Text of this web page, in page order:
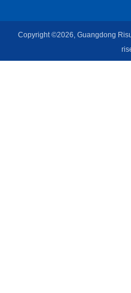
Copyright ©2026, Guangdong